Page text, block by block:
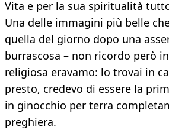
Vita e per la sua spiritualità
Una delle immagini più belle
quella del giorno dopo una
burrascosa – non ricordo però
religiosa eravamo: lo trovai in
presto, credevo di essere la
in ginocchio per terra
preghiera.